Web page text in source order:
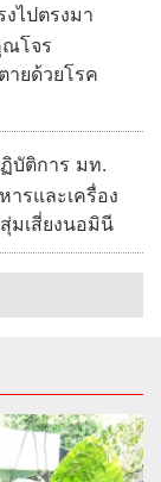
ไปตรงมา
โจร
ายด้วยโรค
บัติการ มท.
ารและเครื่อง
มเสี่ยงนอมินี